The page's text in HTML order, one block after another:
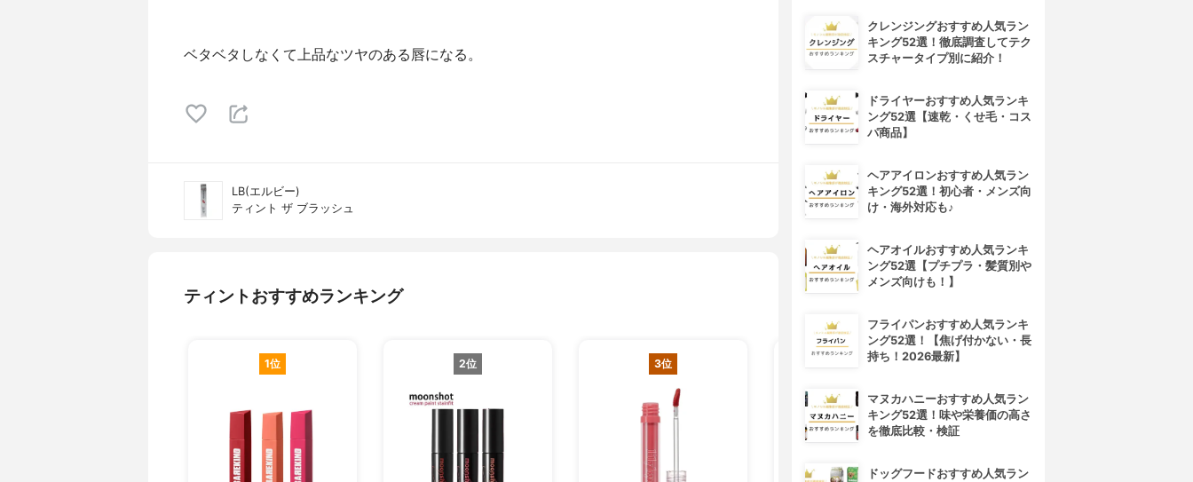
ベタベタしなくて上品なツヤのある唇になる。
LB(エルビー)
ティント ザ ブラッシュ
ティントおすすめランキング
1位 2位 3位
クレンジングおすすめ人気ラン
キング52選！徹底調査してテク
スチャータイプ別に紹介！
ドライヤーおすすめ人気ランキ
ング52選【速乾・くせ毛・コス
パ商品】
ヘアアイロンおすすめ人気ラン
キング52選！初心者・メンズ向
け・海外対応も♪
ヘアオイルおすすめ人気ランキ
ング52選【プチプラ・髪質別や
メンズ向けも！】
フライパンおすすめ人気ランキ
ング52選！【焦げ付かない・長
持ち！2026最新】
マヌカハニーおすすめ人気ラン
キング52選！味や栄養価の高さ
を徹底比較・検証
ドッグフードおすすめ人気ラン